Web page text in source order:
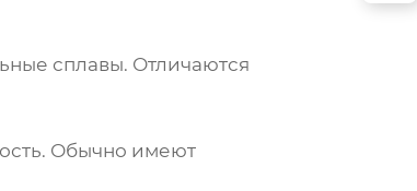
сплавы. Отличаются
Обычно имеют